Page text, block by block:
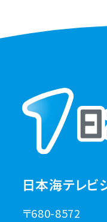
日本海テレビ
〒680-8572